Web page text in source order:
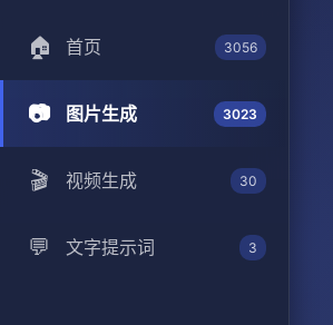
🏠 首页 3056
📷 图片生成 3023
🎬 视频生成 30
💬 文字提示词 3